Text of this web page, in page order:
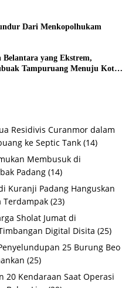
Dari Menkopolhukam
yang Ekstrem,
Tampuruang Menuju Koto
Residivis Curanmor dalam
ke Septic Tank (14)
Membusuk di
Padang (14)
Kuranji Padang Hanguskan
Terdampak (23)
Sholat Jumat di
Digital Disita (25)
25 Burung Beo
(25)
20 Kendaraan Saat Operasi